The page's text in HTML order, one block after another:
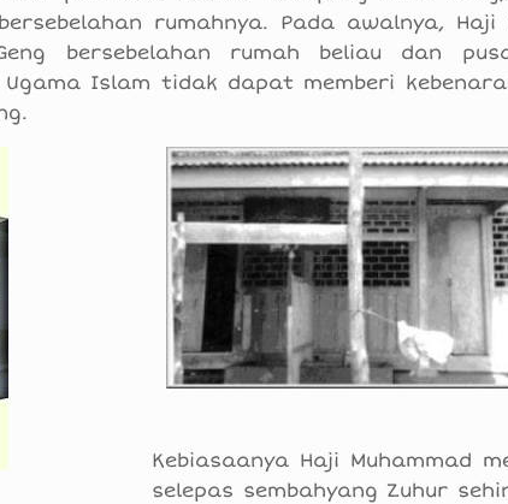
rumahnya. Pada awalnya, Haji
bersebelahan rumah beliau dan
Islam tidak dapat memberi
Kebiasaanya Haji Muhammad
selepas sembahyang Zuhur